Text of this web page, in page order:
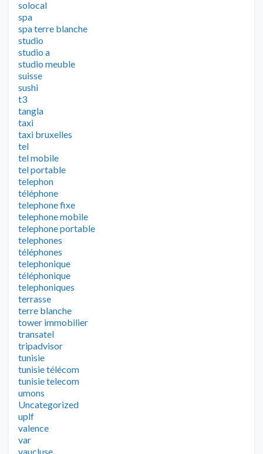
solocal
spa
spa terre blanche
studio
studio a
studio meuble
suisse
sushi
t3
tangla
taxi
taxi bruxelles
tel
tel mobile
tel portable
telephon
téléphone
telephone fixe
telephone mobile
telephone portable
telephones
téléphones
telephonique
téléphonique
telephoniques
terrasse
terre blanche
tower immobilier
transatel
tripadvisor
tunisie
tunisie télécom
tunisie telecom
umons
Uncategorized
uplf
valence
var
vaucluse